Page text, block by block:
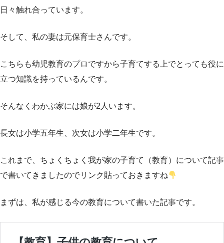
日々触れ合っています。
そして、私の妻は元保育士さんです。
こちらも幼児教育のプロですから子育てする上でとっても役に
立つ知識を持っているんです。
そんなくわかぶ家には娘が2人います。
長女は小学五年生、次女は小学二年生です。
これまで、ちょくちょく我が家の子育て（教育）について記事
で書いてきましたのでリンク貼っておきますね
まずは、私が感じる今の教育について書いた記事です。